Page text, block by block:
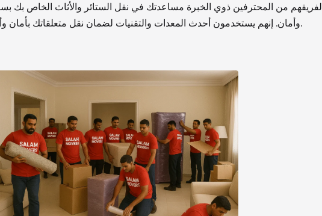
لفريقهم من المحترفين ذوي الخبرة مساعدتك في نقل الستائر والأثاث الخاص بك
وأمان. إنهم يستخدمون أحدث المعدات والتقنيات لضمان نقل متعلقاتك بأمان وأمان.